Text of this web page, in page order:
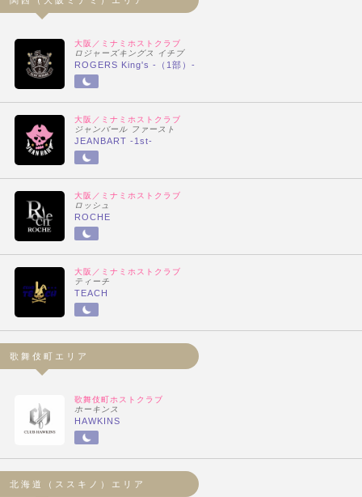
大阪／ミナミホストクラブ
ロジャーズキングス イチブ
ROGERS King's -（1部）-
大阪／ミナミホストクラブ
ジャンバール ファースト
JEANBART -1st-
大阪／ミナミホストクラブ
ロッシュ
ROCHE
大阪／ミナミホストクラブ
ティーチ
TEACH
歌舞伎町エリア
歌舞伎町ホストクラブ
ホーキンス
HAWKINS
北海道（ススキノ）エリア